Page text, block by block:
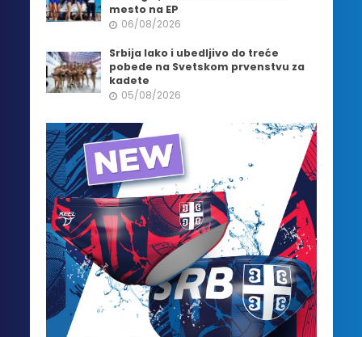
mesto na EP
06/08/2026
Srbija lako i ubedljivo do treće
pobede na Svetskom prvenstvu za
kadete
05/08/2026